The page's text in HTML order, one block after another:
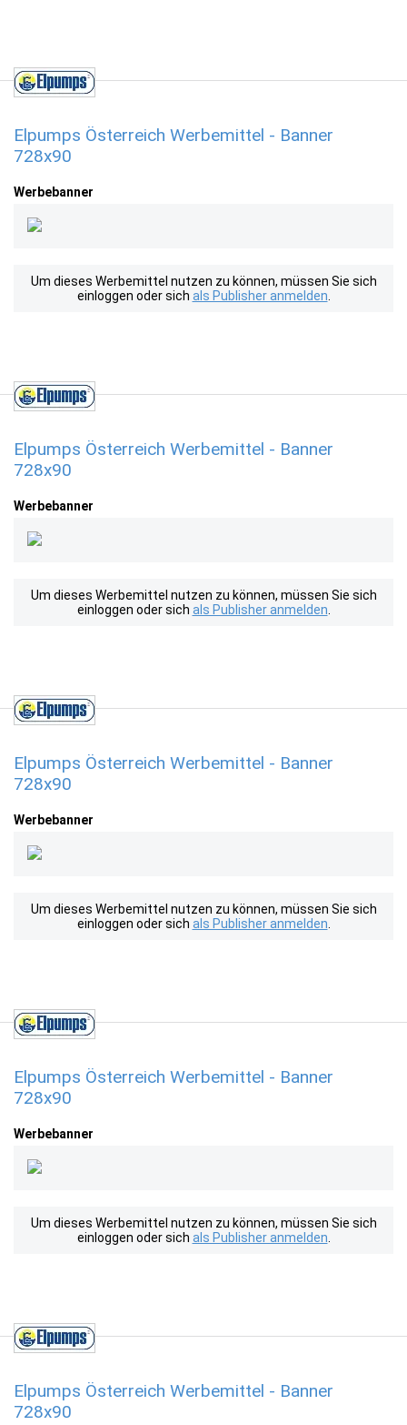
Elpumps Österreich Werbemittel - Banner
728x90
Werbebanner
Um dieses Werbemittel nutzen zu können, müssen Sie sich
einloggen oder sich als Publisher anmelden
Elpumps Österreich Werbemittel - Banner
728x90
Werbebanner
Um dieses Werbemittel nutzen zu können, müssen Sie sich
einloggen oder sich als Publisher anmelden
Elpumps Österreich Werbemittel - Banner
728x90
Werbebanner
Um dieses Werbemittel nutzen zu können, müssen Sie sich
einloggen oder sich als Publisher anmelden
Elpumps Österreich Werbemittel - Banner
728x90
Werbebanner
Um dieses Werbemittel nutzen zu können, müssen Sie sich
einloggen oder sich als Publisher anmelden
Elpumps Österreich Werbemittel - Banner
728x90